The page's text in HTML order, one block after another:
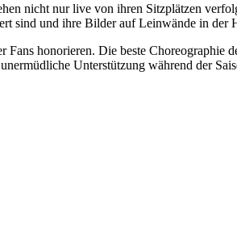
nicht nur live von ihren Sitzplätzen
sind und ihre Bilder auf Leinwände in der
honorieren. Die beste Choreographie
Unterstützung während der